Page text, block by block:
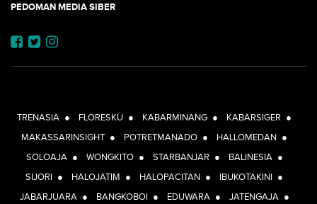
PEDOMAN MEDIA SIBER
TRENASIA ● FLORESKU ● KABARMINANG ● KABARSIGER ●
MAKASSARINSIGHT ● POTRETMANADO ● HALLOMEDAN ●
SOLOAJA ● WONGKITO ● STARBANJAR ● BALINESIA ●
SIJORI ● HALOJATIM ● HALOPACITAN ● IBUKOTAKINI ●
JABARJUARA ● BANGKOBOI ● EDUWARA ● JATENGAJA ●